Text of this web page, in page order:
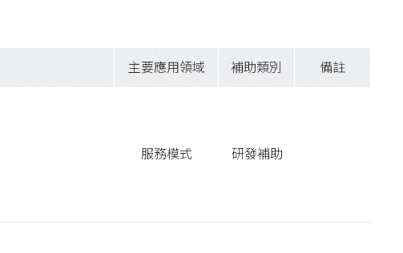
主要應用領域 補助類別 備註
服務模式 研發補助